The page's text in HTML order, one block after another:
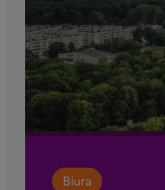
Biura